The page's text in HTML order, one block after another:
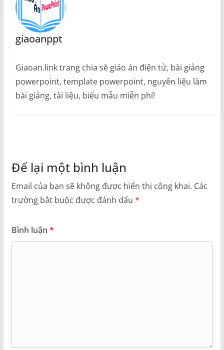
giaoanppt
Giaoan.link trang chia sẽ giáo án điện tử, bài giảng
powerpoint, template powerpoint, nguyên liệu làm
bài giảng, tài liệu, biểu mẫu miễn phí!
Để lại một bình luận
Email của bạn sẽ không được hiển thị công khai. Các
trường bắt buộc được đánh dấu *
Bình luận *